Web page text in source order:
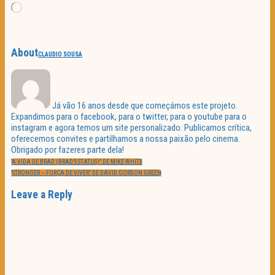
Loading…
AboutCLAUDIO SOUSA
Já vão 16 anos desde que começámos este projeto.
Expandimos para o facebook, para o twitter, para o youtube para o
instagram e agora temos um site personalizado. Publicamos crítica,
oferecemos convites e partilhamos a nossa paixão pelo cinema.
Obrigado por fazeres parte dela!
Navegação
de
artigos
PREVIOUS
POST:
“A VIDA DE BRAD (BRAD’S STATUS)” DE MIKE WHITE
NEXT
POST:
“STRONGER – FORÇA DE VIVER” DE DAVID GORDON GREEN
Leave a Reply